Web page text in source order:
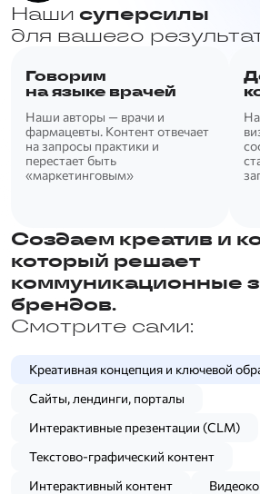
Наши суперсилы
для вашего
Говорим
на языке врачей
Наши авторы — врачи и
фармацевты. Контент отвечает
на запросы практики и
перестает быть
«маркетинговым»
Создаем креатив и
который решает
коммуникационные
брендов.
Смотрите сами:
Креативная концепция и ключевой
Сайты, лендинги, порталы
Интерактивные презентации (CLM)
Текстово-графический контент
Интерактивный контент